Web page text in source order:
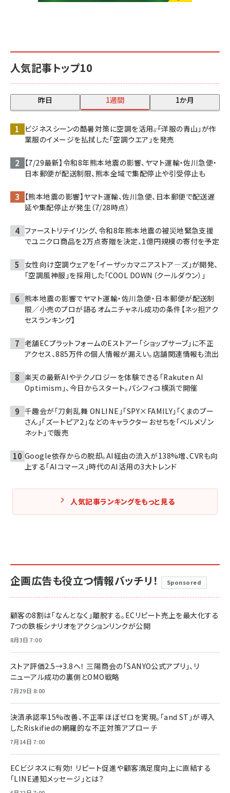
人気記事トップ10
昨日 1週間 1か月
ビジネスシーンの酷暑対策に空調を活用――。「洋服の青山」が作
業服のイメージを払拭した「空調ウエア」を発売
【7/29最新】令和8年熊本地震の影響、ヤマト運輸・佐川急便・
日本郵便が配送制限、熊本全域で集配停止や引受停止も
【熊本地震の影響】ヤマト運輸、佐川急便、日本郵便で配送遅
延や集配停止が発生（7/28時点）
ファーストリテイリング、令和8年熊本地震の被災地緊急支援
でユニクロ商品を2万点寄贈を決定、1億円規模の寄付を予定
女性向け空調ウェアを「イーザッカマニアストア―ズ」が開発、
「空調風神服」を採用した「COOL DOWN（クールダウン）」
熊本地震の影響でヤマト運輸・佐川急便・日本郵便が配送制
限／小売のプロが語るオムニチャネル成功の条件【ネッ担アク
セスランキング】
老舗ECプラットフォームのEストアー「ショップサーブ」に不正
アクセス、885万件の個人情報が漏えい。店舗関連情報も流出
楽天の最新AIやテクノロジーを体験できる「Rakuten AI
Optimism」、今日からスタート。パシフィコ横浜で開催
千趣会が「刀剣乱舞 ONLINE」「SPY×FAMILY」「くまのプー
さん」「ズートピア2」などのキャラクターおせちを「ベルメゾン
ネット」で販売
Google依存からの脱却。AI経由の流入が138%増、CVRも向
上する「AIコマース」時代のAI活用の3大トレンド
人気記事ランキングをもっと見る
企画広告も役立つ情報バッチリ！ Sponsored
顧客の8割は「なんとなく」離脱する。ECリピート売上を最大化する
7つの鉄板シナリオをアクションリンクが公開
8月3日 7:00
ストア評価2.5→3.8へ！ 三陽商会の「SANYO公式アプリ」、リ
ニューアル成功の裏側とOMO戦略
7月29日 8:00
決済承認率15%改善、不正率ほぼゼロを実現。「and ST」が導入
したRiskifiedの網羅的な不正対策アプローチ
7月14日 7:00
ECビジネスに有効！ リピート促進や顧客満足度向上に直結する
「LINE通知メッセージ」とは？